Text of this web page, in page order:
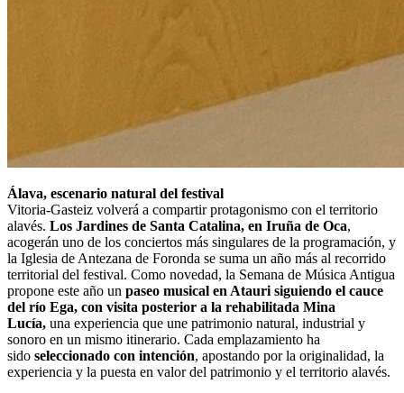
Álava, escenario natural del festival
Vitoria-Gasteiz volverá a compartir protagonismo con el territorio
alavés. Los Jardines de Santa Catalina, en Iruña de Oca,
acogerán uno de los conciertos más singulares de la programación, y
la Iglesia de Antezana de Foronda se suma un año más al recorrido
territorial del festival. Como novedad, la Semana de Música Antigua
propone este año un paseo musical en Atauri siguiendo el cauce
del río Ega, con visita posterior a la rehabilitada Mina
Lucía, una experiencia que une patrimonio natural, industrial y
sonoro en un mismo itinerario. Cada emplazamiento ha
sido seleccionado con intención, apostando por la originalidad, la
experiencia y la puesta en valor del patrimonio y el territorio alavés.